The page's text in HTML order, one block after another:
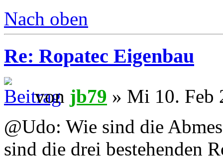
Nach oben
Re: Ropatec Eigenbau
von jb79 » Mi 10. Feb
@Udo: Wie sind die
sind die drei bestehenden